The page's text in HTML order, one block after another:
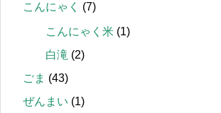
こんにゃく
(7)
こんにゃく米 (1)
白滝 (2)
ごま (43)
ぜんまい (1)